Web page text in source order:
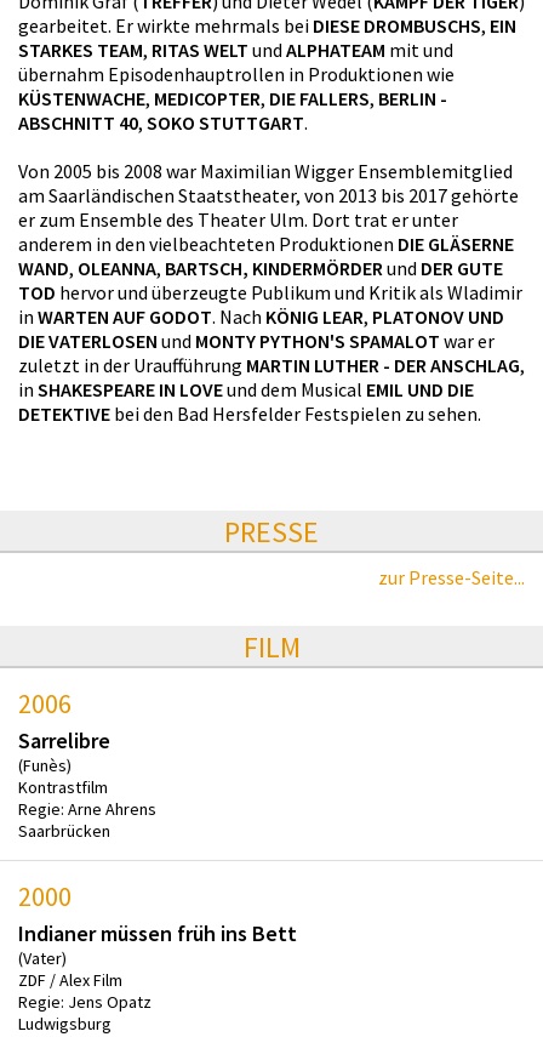
gearbeitet. Er wirkte mehrmals bei DIESE DROMBUSCHS, EIN
STARKES TEAM, RITAS WELT und ALPHATEAM mit und
übernahm Episodenhauptrollen in Produktionen wie
KÜSTENWACHE, MEDICOPTER, DIE FALLERS, BERLIN -
ABSCHNITT 40, SOKO STUTTGART.
Von 2005 bis 2008 war Maximilian Wigger Ensemblemitglied
am Saarländischen Staatstheater, von 2013 bis 2017 gehörte
er zum Ensemble des Theater Ulm. Dort trat er unter
anderem in den vielbeachteten Produktionen DIE GLÄSERNE
WAND, OLEANNA, BARTSCH, KINDERMÖRDERund DER GUTE
TOD hervor und überzeugte Publikum und Kritik als Wladimir
in WARTEN AUF GODOT. Nach KÖNIG LEAR, PLATONOV UND
DIE VATERLOSEN und MONTY PYTHON'S SPAMALOT war er
zuletzt in der Uraufführung MARTIN LUTHER - DER ANSCHLAG,
in SHAKESPEARE IN LOVEund dem Musical EMIL UND DIE
DETEKTIVE bei den Bad Hersfelder Festspielen zu sehen.
PRESSE
zur Presse-Seite...
FILM
2006
Sarrelibre
(Funès)
Kontrastfilm
Regie: Arne Ahrens
Saarbrücken
2000
Indianer müssen früh ins Bett
(Vater)
ZDF / Alex Film
Regie: Jens Opatz
Ludwigsburg